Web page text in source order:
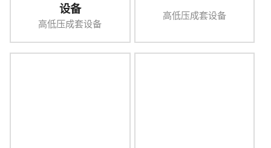
设备
高低压成套设备
高低压成套设备